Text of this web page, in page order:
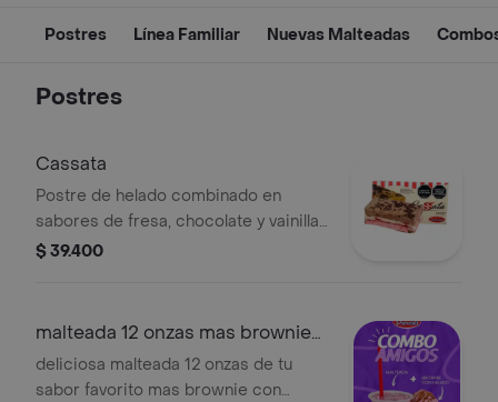
Postres Línea Familiar Nuevas Malteadas
Postres
Cassata
Postre de helado combinado en
sabores de fresa, chocolate y vainilla
con bizcocho, mermelada de fresa y
$ 39.400
malteada 12 onzas mas brownie
con helado
deliciosa malteada 12 onzas de tu
sabor favorito mas brownie con